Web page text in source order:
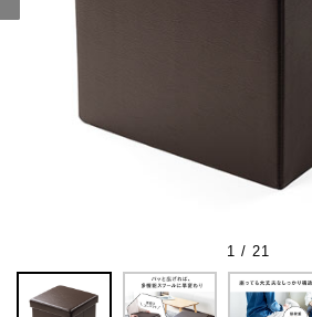
1 / 21